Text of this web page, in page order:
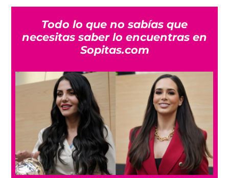
Todo lo que no sabías que
necesitas saber lo encuentras en
Sopitas.com